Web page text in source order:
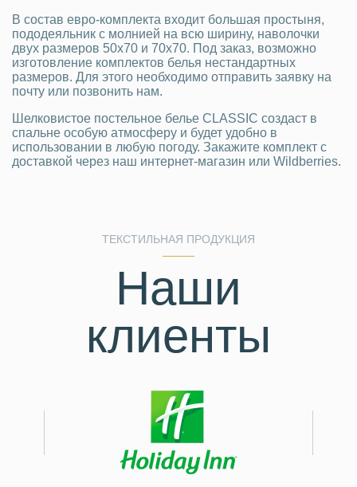
В состав евро-комплекта входит большая простыня,
пододеяльник с молнией на всю ширину, наволочки
двух размеров 50х70 и 70х70. Под заказ, возможно
изготовление комплектов белья нестандартных
размеров. Для этого необходимо отправить заявку на
почту или позвонить нам.
Шелковистое постельное белье CLASSIC создаст в
спальне особую атмосферу и будет удобно в
использовании в любую погоду. Закажите комплект с
доставкой через наш интернет-магазин или Wildberries.
ТЕКСТИЛЬНАЯ ПРОДУКЦИЯ
Наши
клиенты